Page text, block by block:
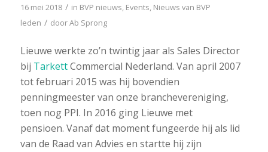
16 mei 2018 / in BVP nieuws Events Nieuws van BVP
leden / doorAb Sprong
Lieuwe werkte zo’n twintig jaar als Sales Director
bij TarkettCommercial Nederland. Van april 2007
tot februari 2015 was hij bovendien
penningmeester van onze branchevereniging,
toen nog PPI. In 2016 ging Lieuwe met
pensioen. Vanaf dat moment fungeerde hij als lid
van de Raad van Advies en startte hij zijn